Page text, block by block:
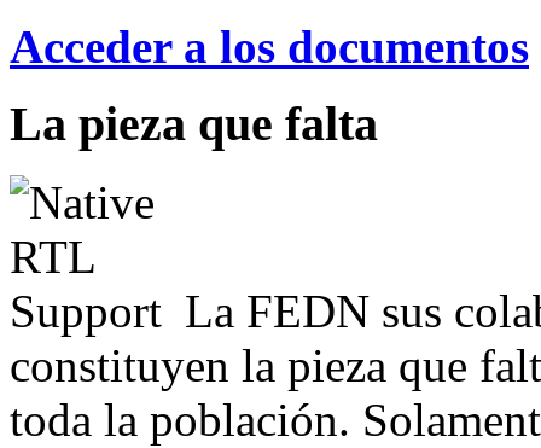
Acceder a los documentos
La pieza que falta
La FEDN sus
constituyen la pieza que
toda la población.